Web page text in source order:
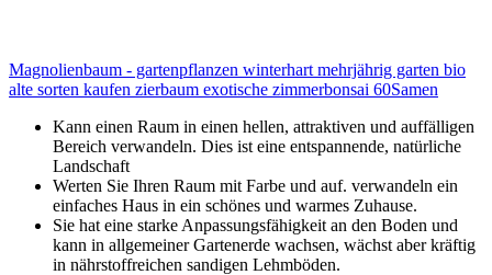
Magnolienbaum - gartenpflanzen winterhart mehrjährig garten bio
alte sorten kaufen zierbaum exotische zimmerbonsai 60Samen
Kann einen Raum in einen hellen, attraktiven und auffälligen
Bereich verwandeln. Dies ist eine entspannende, natürliche
Landschaft
Werten Sie Ihren Raum mit Farbe und auf. verwandeln ein
einfaches Haus in ein schönes und warmes Zuhause.
Sie hat eine starke Anpassungsfähigkeit an den Boden und
kann in allgemeiner Gartenerde wachsen, wächst aber kräftig
in nährstoffreichen sandigen Lehmböden.